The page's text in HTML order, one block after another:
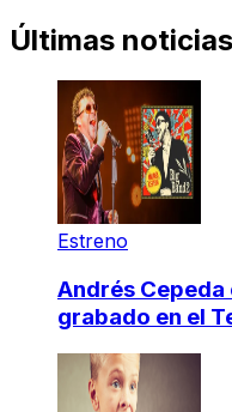
Últimas noticias
Estreno
Andrés Cepeda
grabado en el